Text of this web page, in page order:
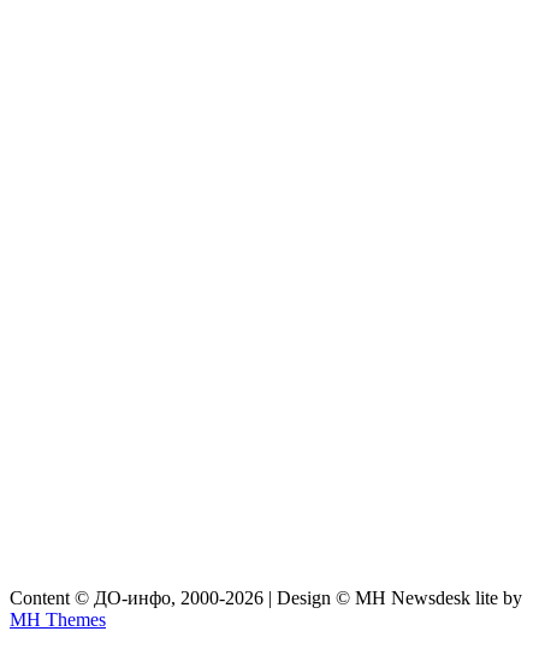
Content © ДО-инфо, 2000-2026 | Design © MH Newsdesk lite by
MH Themes